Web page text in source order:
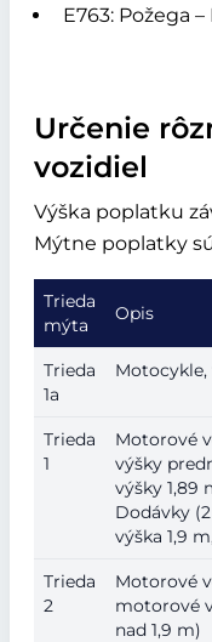
E763: Požega
Určenie
vozidiel
Výška poplatku
Mýtne poplatky
Trieda
mýta
Opis
Trieda
1a
Trieda
1
Motorové
výšky
výšky 1,89
Dodávky
výška 1,9
Trieda
2
Motorové
motorové
nad 1,9 m)